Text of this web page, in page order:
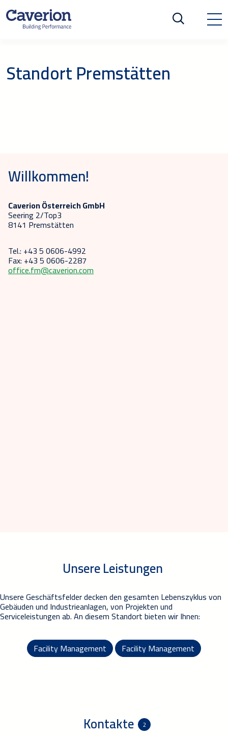
Standort Premstätten
Willkommen!
Caverion Österreich GmbH
Seering 2/Top3
8141 Premstätten
Tel.: +43 5 0606-4992
Fax: +43 5 0606-2287
office.fm@caverion.com
Unsere Leistungen
Unsere Geschäftsfelder decken den gesamten Lebenszyklus von
Gebäuden und Industrieanlagen, von Projekten und
Serviceleistungen ab. An diesem Standort bieten wir Ihnen:
Facility Management Facility Management
Kontakte 2